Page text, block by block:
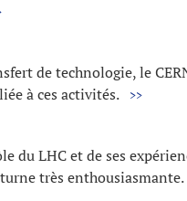
de technologie, le
à ces activités.
>>
du LHC et de ses
très enthousiasmante.